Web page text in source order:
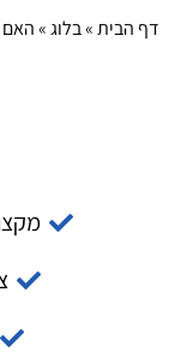
דף הבית»בלוג»האם